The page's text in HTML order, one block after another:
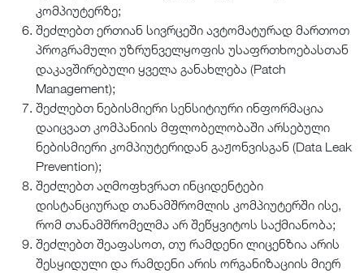
კომპიუტერზე;
შეძლებთ ერთიან სივრცეში ავტომატურად მართოთ
პროგრამული უზრუნველყოფის უსაფრთხოებასთან
დაკავშირებული ყველა განახლება (Patch
Management);
შეძლებთ ნებისმიერი სენსიტიური ინფორმაცია
დაიცვათ კომპანიის მფლობელობაში არსებული
ნებისმიერი კომპიუტერიდან გაჟონვისგან (Data Leak
Prevention);
შეძლებთ აღმოფხვრათ ინციდენტები
დისტანციურად თანამშრომლის კომპიუტერში ისე,
რომ თანამშრომელმა არ შეწყვიტოს საქმიანობა;
შეძლებთ შეაფასოთ, თუ რამდენი ლიცენზია არის
შესყიდული და რამდენი არის ორგანიზაციის მიერ